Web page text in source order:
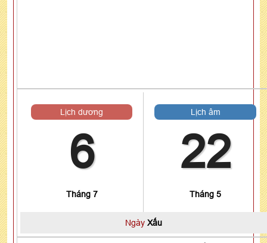
Lịch dương
6
Tháng 7
Lịch âm
22
Tháng 5
Ngày Xấu